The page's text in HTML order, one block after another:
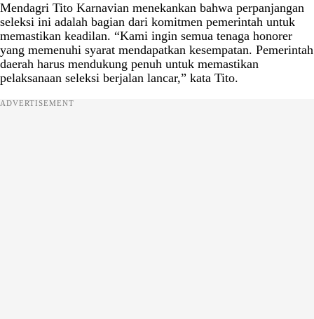
Mendagri Tito Karnavian menekankan bahwa perpanjangan
seleksi ini adalah bagian dari komitmen pemerintah untuk
memastikan keadilan. “Kami ingin semua tenaga honorer
yang memenuhi syarat mendapatkan kesempatan. Pemerintah
daerah harus mendukung penuh untuk memastikan
pelaksanaan seleksi berjalan lancar,” kata Tito.
ADVERTISEMENT